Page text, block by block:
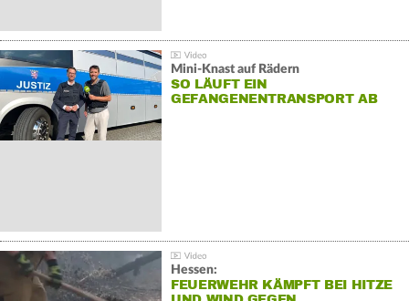
Mini-Knast auf Rädern
SO LÄUFT EIN
GEFANGENENTRANSPORT AB
Hessen:
FEUERWEHR KÄMPFT BEI HITZE